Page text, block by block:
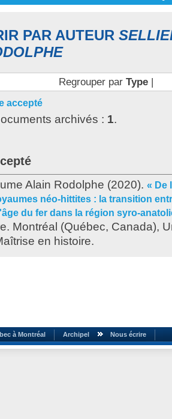
PAR AUTEUR
Regrouper par Type|
accepté
archivés : 1.
Alain Rodolphe (2020). « De
néo-hittites : la transition
du fer dans la région syro-
Montréal (Québec, Canada),
en histoire.
à Montréal Archipel Nous écrire